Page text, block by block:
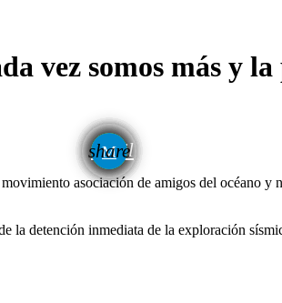
vez somos más y la
share
email
asociación de amigos del océano y
la detención inmediata de la exploración